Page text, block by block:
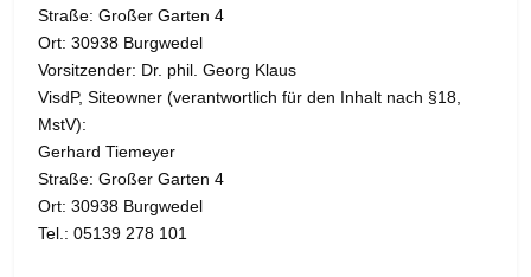
Straße: Großer Garten 4
Ort: 30938 Burgwedel
Vorsitzender: Dr. phil. Georg Klaus
VisdP, Siteowner (verantwortlich für den Inhalt nach §18,
MstV):
Gerhard Tiemeyer
Straße: Großer Garten 4
Ort: 30938 Burgwedel
Tel.: 05139 278 101